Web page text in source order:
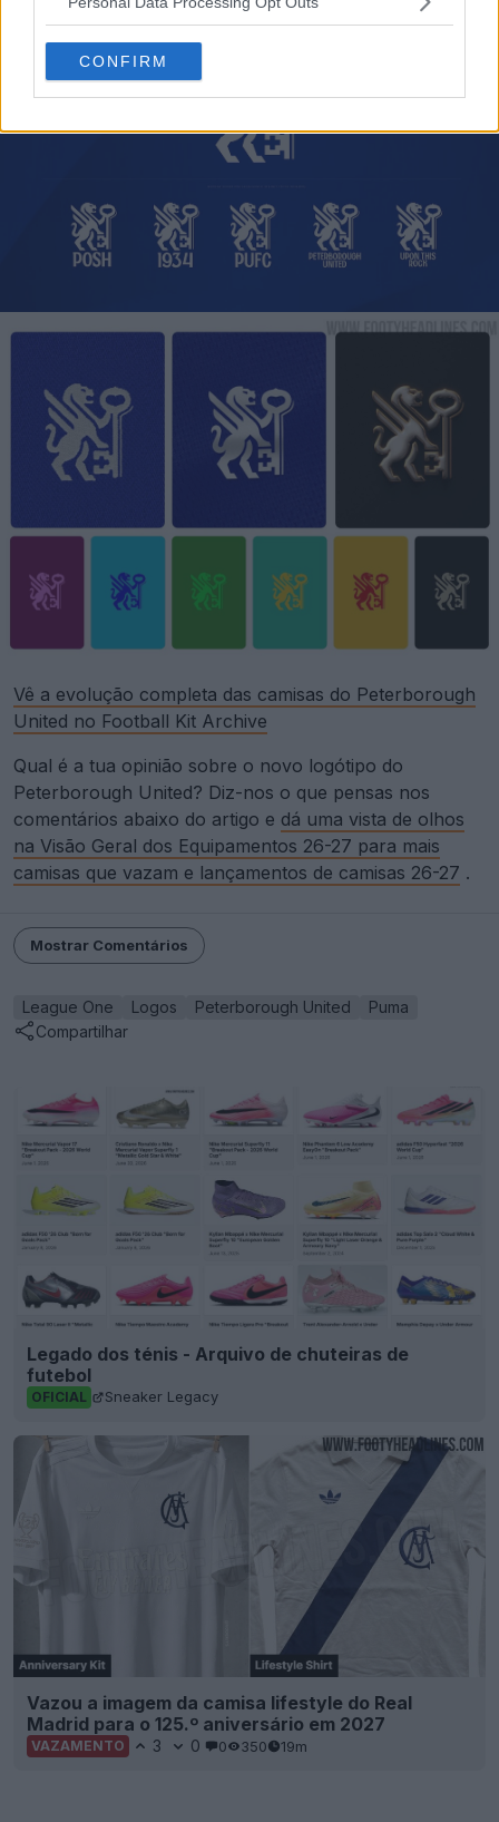
CONFIRM
Vê a evolução completa das camisas do Peterborough
United no Football Kit Archive
Qual é a tua opinião sobre o novo logótipo do
Peterborough United? Diz-nos o que pensas nos
comentários abaixo do artigo e dá uma vista de olhos
na Visão Geral dos Equipamentos 26-27 para mais
camisas que vazam e lançamentos de camisas 26-27 .
Mostrar Comentários
League One Logos Peterborough United
Puma
Compartilhar
Legado dos ténis - Arquivo de chuteiras de
futebol
OFICIAL Sneaker Legacy
Vazou a imagem da camisa lifestyle do Real
Madrid para o 125.º aniversário em 2027
VAZAMENTO 3 0 0 350 19m